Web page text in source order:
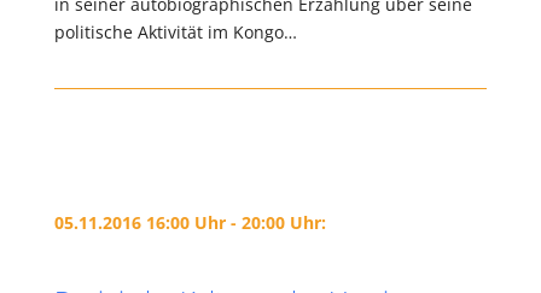
politische Aktivität im Kongo…
05.11.2016 16:00 Uhr - 20:00 Uhr: